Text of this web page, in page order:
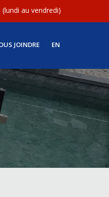
(lundi au vendredi)
JOINDRE EN